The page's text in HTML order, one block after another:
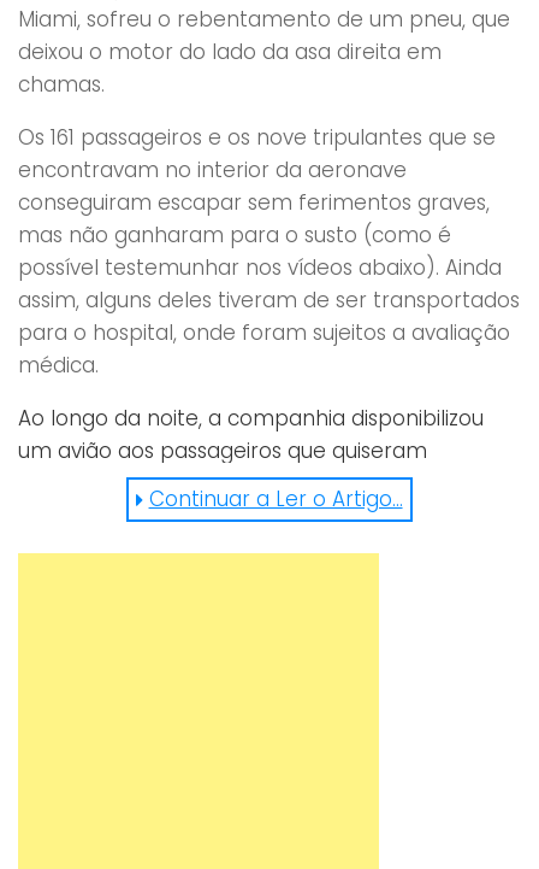
Miami, sofreu o rebentamento de um pneu, que
deixou o motor do lado da asa direita em
chamas.
Os 161 passageiros e os nove tripulantes que se
encontravam no interior da aeronave
conseguiram escapar sem ferimentos graves,
mas não ganharam para o susto (como é
possível testemunhar nos vídeos abaixo). Ainda
assim, alguns deles tiveram de ser transportados
para o hospital, onde foram sujeitos a avaliação
médica.
Ao longo da noite, a companhia disponibilizou
um avião aos passageiros que quiseram
prosseguir viagem, restituindo o dinheiro aos que
optaram por desistir da jornada. Já se imaginou
numa situação destas?
Continuar a Ler o Artigo...